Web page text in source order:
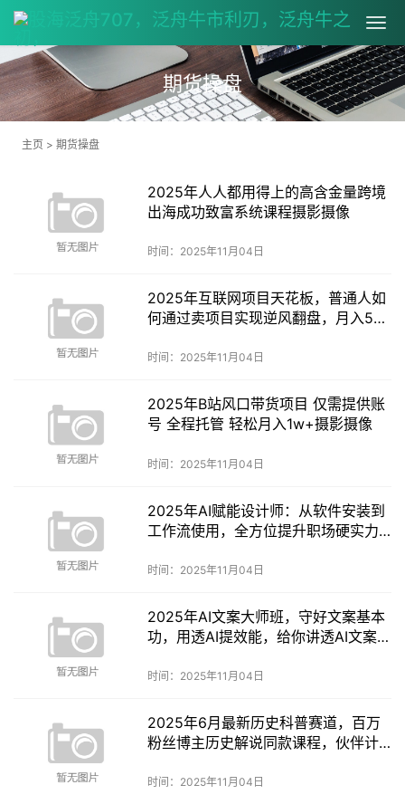
期货操盘
主页 > 期货操盘
2025年人人都用得上的高含金量跨境
出海成功致富系统课程摄影摄像
时间：2025年11月04日
2025年互联网项目天花板，普通人如
何通过卖项目实现逆风翻盘，月入5W
时间：2025年11月04日
2025年B站风口带货项目 仅需提供账
号 全程托管 轻松月入1w+摄影摄像
时间：2025年11月04日
2025年AI赋能设计师：从软件安装到
工作流使用，全方位提升职场硬实力
时间：2025年11月04日
2025年AI文案大师班，守好文案基本
功，用透AI提效能，给你讲透AI文案获
时间：2025年11月04日
2025年6月最新历史科普赛道，百万
粉丝博主历史解说同款课程，伙伴计
时间：2025年11月04日